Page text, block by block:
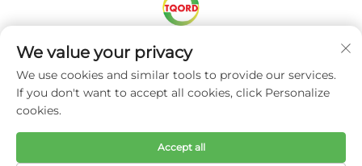
Dereitos de autor © Miracle Oruide (Guangzhou)
Auto Parts Remanufacturing Co., Ltd. -
Política
de privacidade
We value your privacy
We use cookies and similar tools to provide our services.
If you don't want to accept all cookies, click Personalize
cookies.
Accept all